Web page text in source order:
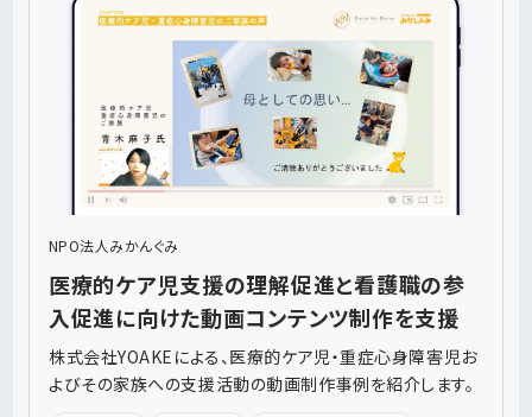
NPO法人みかんぐみ
医療的ケア児支援の理解促進と看護職の参
入促進に向けた動画コンテンツ制作を支援
株式会社YOAKEによる、医療的ケア児・重症心身障害児お
よびその家族への支援活動の動画制作事例を紹介します。